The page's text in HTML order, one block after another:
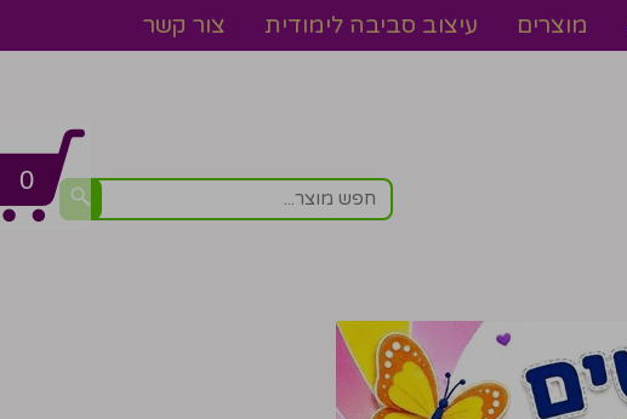
מוצרים עיצוב סביבה לימודית צור קשר
0